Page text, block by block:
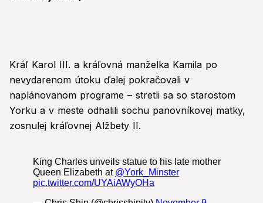
Kráľ Karol III. a kráľovná manželka Kamila po
nevydarenom útoku ďalej pokračovali v
naplánovanom programe – stretli sa so starostom
Yorku a v meste odhalili sochu panovníkovej matky,
zosnulej kráľovnej Alžbety II.